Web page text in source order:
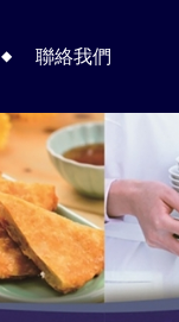
聯絡我們